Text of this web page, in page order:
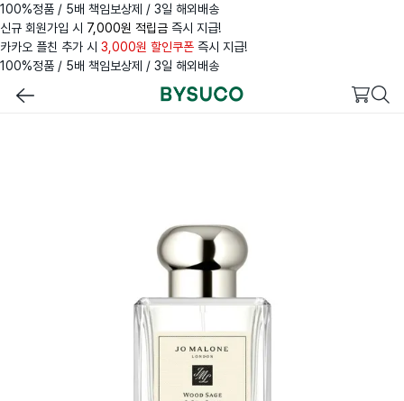
100%정품 / 5배 책임보상제 / 3일 해외배송
신규 회원가입 시 7,000원 적립금 즉시 지급!
카카오 플친 추가 시 3,000원 할인쿠폰 즉시 지급!
100%정품 / 5배 책임보상제 / 3일 해외배송